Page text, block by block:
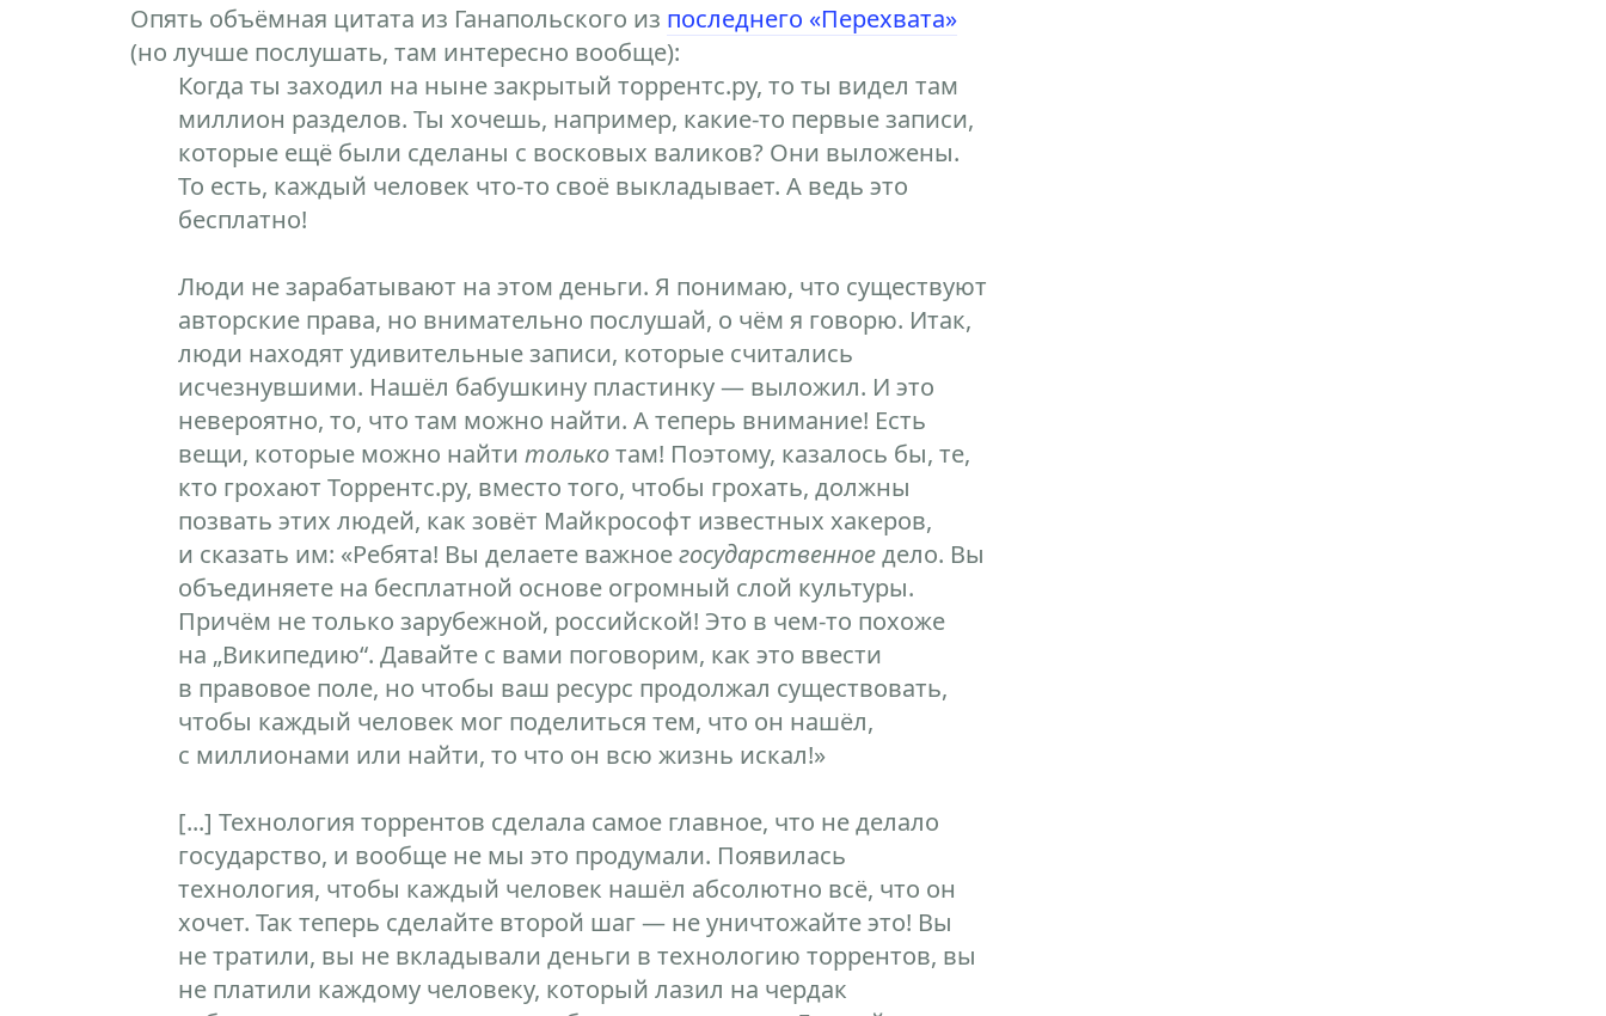
Опять объёмная цитата из Ганапольского из последнего «Перехвата»
(но лучше послушать, там интересно вообще):
Когда ты заходил на ныне закрытый торрентс.ру, то ты видел там
миллион разделов. Ты хочешь, например, какие-то первые записи,
которые ещё были сделаны с восковых валиков? Они выложены.
То есть, каждый человек что-то своё выкладывает. А ведь это
бесплатно!
Люди не зарабатывают на этом деньги. Я понимаю, что существуют
авторские права, но внимательно послушай, о чём я говорю. Итак,
люди находят удивительные записи, которые считались
исчезнувшими. Нашёл бабушкину пластинку — выложил. И это
невероятно, то, что там можно найти. А теперь внимание! Есть
вещи, которые можно найти толькотам! Поэтому, казалось бы, те,
кто грохают Торрентс.ру, вместо того, чтобы грохать, должны
позвать этих людей, как зовёт Майкрософт известных хакеров,
и сказать им: «Ребята! Вы делаете важноегосударственноедело. Вы
объединяете на бесплатной основе огромный слой культуры.
Причём не только зарубежной, российской! Это в чем-то похоже
на „Википедию“. Давайте с вами поговорим, как это ввести
в правовое поле, но чтобы ваш ресурс продолжал существовать,
чтобы каждый человек мог поделиться тем, что он нашёл,
с миллионами или найти, то что он всю жизнь искал!»
[...] Технология торрентов сделала самое главное, что не делало
государство, и вообще не мы это продумали. Появилась
технология, чтобы каждый человек нашёл абсолютно всё, что он
хочет. Так теперь сделайте второй шаг — не уничтожайте это! Вы
не тратили, вы не вкладывали деньги в технологию торрентов, вы
не платили каждому человеку, который лазил на чердак